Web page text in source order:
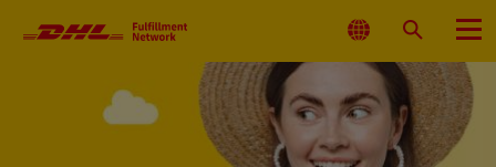
Vyberte
umiestnenie
VyhľadaťPonuka